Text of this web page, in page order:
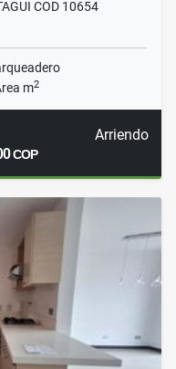
COD 10654
m2
Arriendo
COP